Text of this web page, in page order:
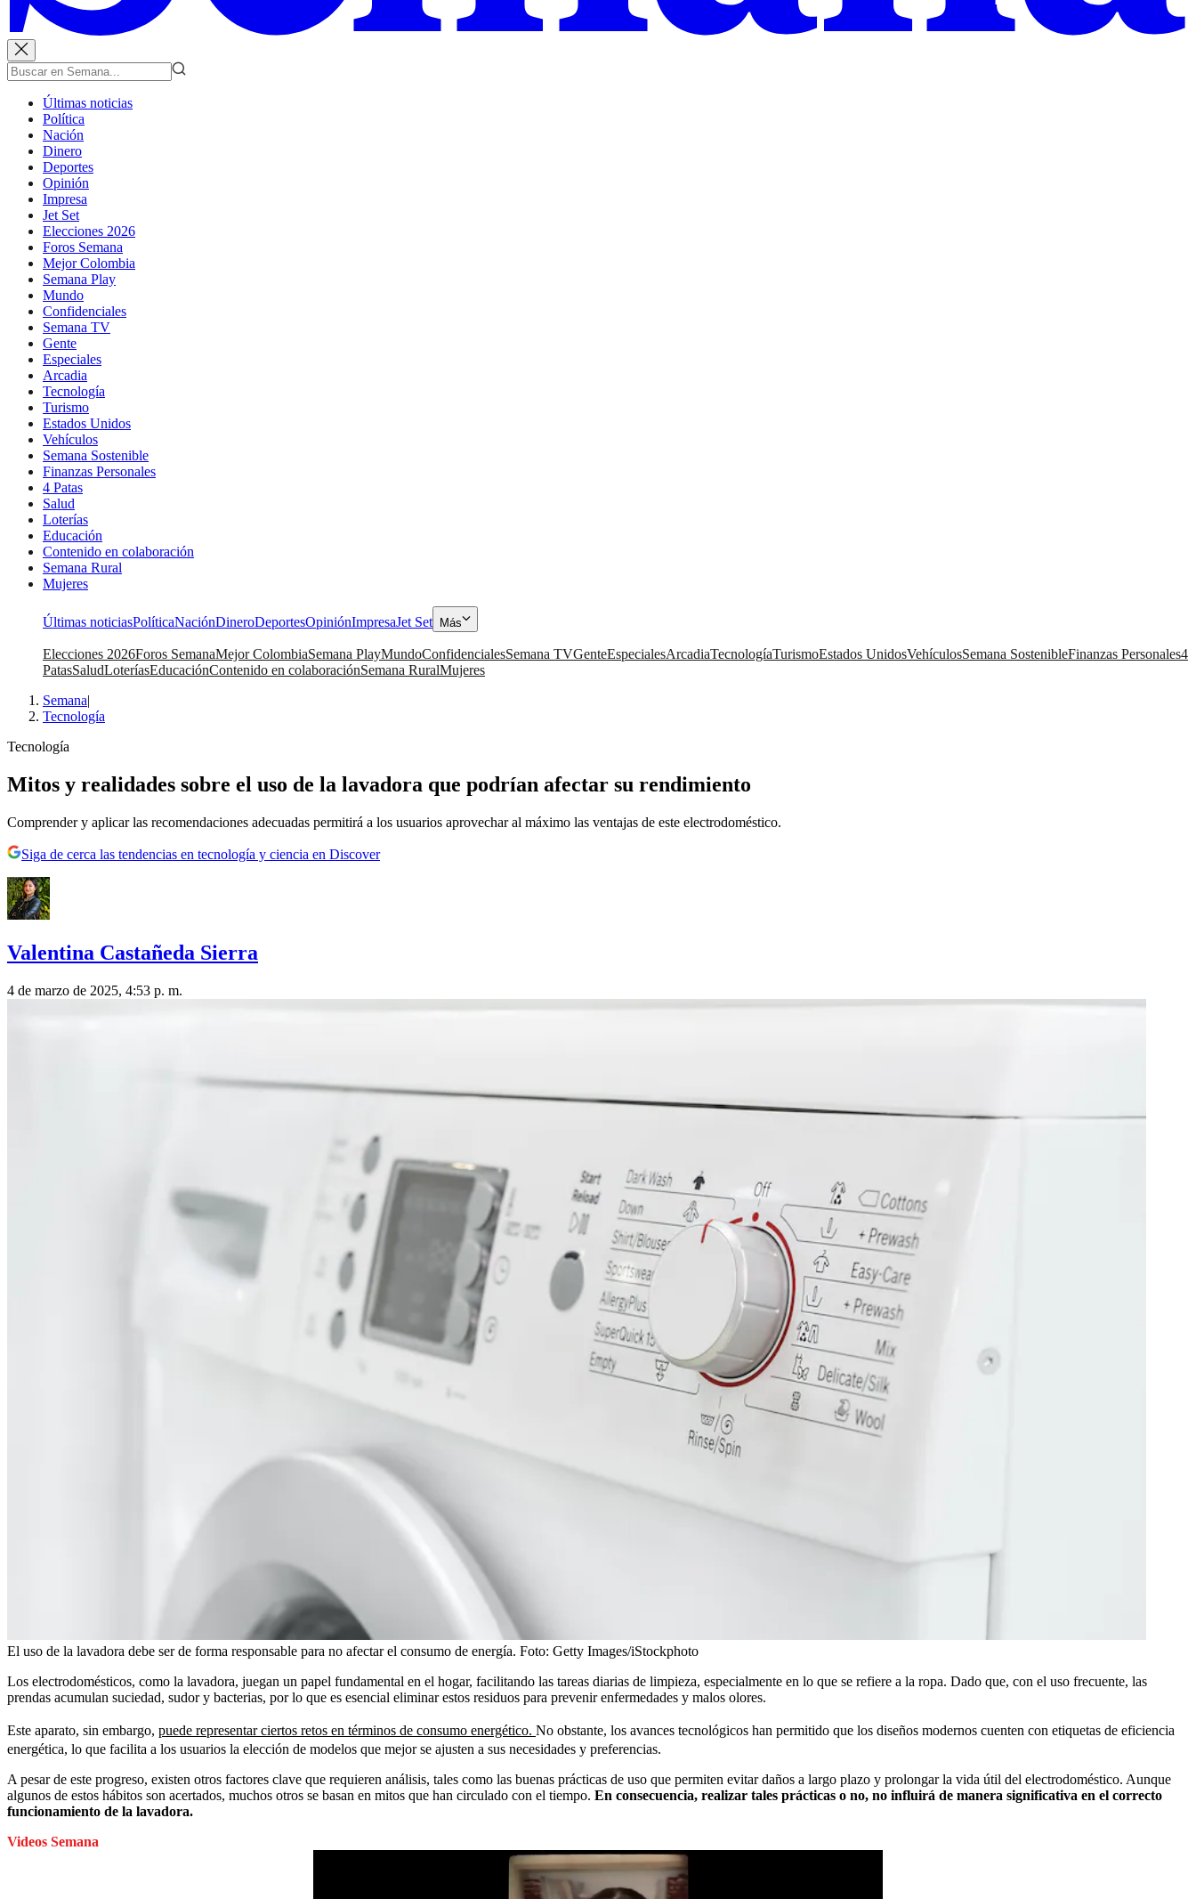
Últimas noticias
Política
Nación
Dinero
Deportes
Opinión
Impresa
Jet Set
Elecciones 2026
Foros Semana
Mejor Colombia
Semana Play
Mundo
Confidenciales
Semana TV
Gente
Especiales
Arcadia
Tecnología
Turismo
Estados Unidos
Vehículos
Semana Sostenible
Finanzas Personales
4 Patas
Salud
Loterías
Educación
Contenido en colaboración
Semana Rural
Mujeres
Últimas noticiasPolíticaNaciónDineroDeportesOpiniónImpresaJet Set Más
Elecciones 2026Foros SemanaMejor ColombiaSemana PlayMundoConfidencialesSemana TVGenteEspecialesArcadiaTecnologíaTurismoEstados UnidosVehículosSemana SostenibleFinanzas Personales4
PatasSaludLoteríasEducaciónContenido en colaboraciónSemana RuralMujeres
Semana|
Tecnología
Tecnología
Mitos y realidades sobre el uso de la lavadora que podrían afectar su rendimiento
Comprender y aplicar las recomendaciones adecuadas permitirá a los usuarios aprovechar al máximo las ventajas de este electrodoméstico.
Siga de cerca las tendencias en tecnología y ciencia en Discover
Valentina Castañeda Sierra
4 de marzo de 2025, 4:53 p. m.
El uso de la lavadora debe ser de forma responsable para no afectar el consumo de energía. Foto: Getty Images/iStockphoto
Los electrodomésticos, como la lavadora, juegan un papel fundamental en el hogar, facilitando las tareas diarias de limpieza, especialmente en lo que se refiere a la ropa. Dado que, con el uso frecuente, las
prendas acumulan suciedad, sudor y bacterias, por lo que es esencial eliminar estos residuos para prevenir enfermedades y malos olores.
Este aparato, sin embargo, puede representar ciertos retos en términos de consumo energético. No obstante, los avances tecnológicos han permitido que los diseños modernos cuenten con etiquetas de eficiencia
energética, lo que facilita a los usuarios la elección de modelos que mejor se ajusten a sus necesidades y preferencias.
A pesar de este progreso, existen otros factores clave que requieren análisis, tales como las buenas prácticas de uso que permiten evitar daños a largo plazo y prolongar la vida útil del electrodoméstico. Aunque
algunos de estos hábitos son acertados, muchos otros se basan en mitos que han circulado con el tiempo. En consecuencia, realizar tales prácticas o no, no influirá de manera significativa en el correcto
funcionamiento de la lavadora.
Videos Semana